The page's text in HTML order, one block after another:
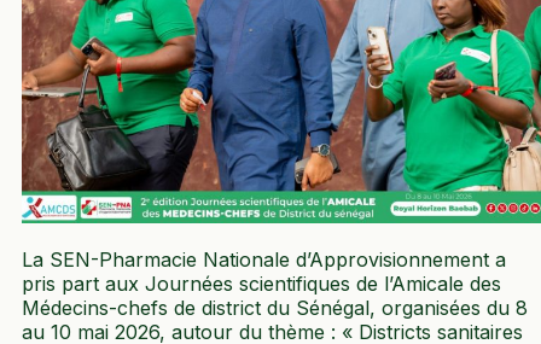
La SEN-Pharmacie Nationale d’Approvisionnement a
pris part aux Journées scientifiques de l’Amicale des
Médecins-chefs de district du Sénégal, organisées du 8
au 10 mai 2026, autour du thème : « Districts sanitaires